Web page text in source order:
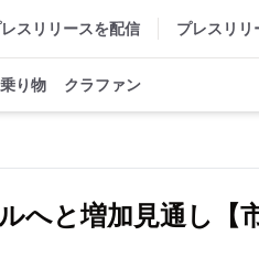
スリリースを配信 プレスリリ
乗り物 クラファン
へと増加見通し【